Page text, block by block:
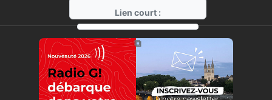
Lien court :
https://radio-g.fr?2370
⧉